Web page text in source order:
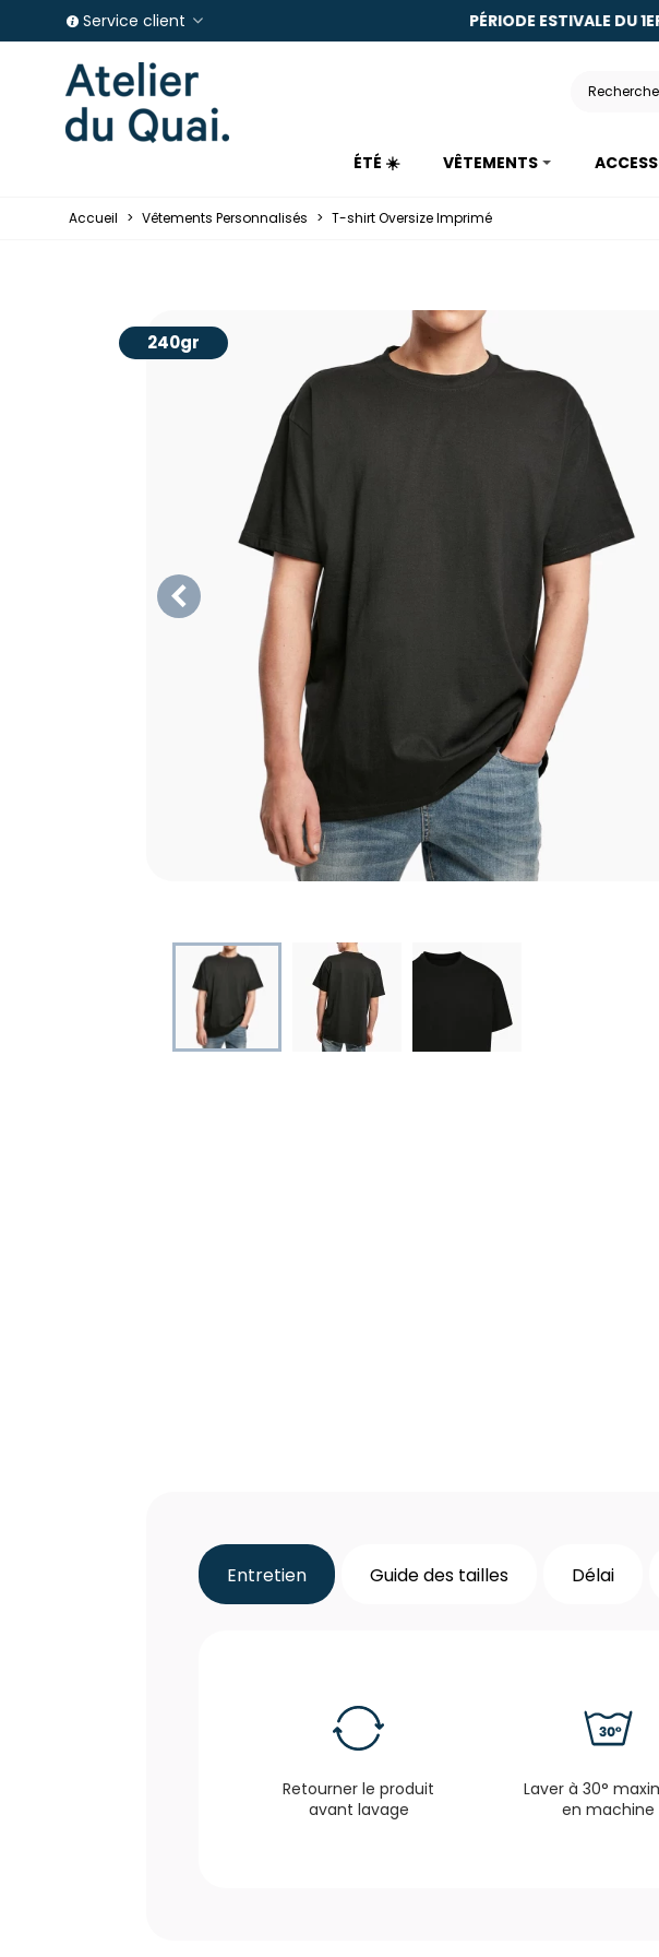
Service client
IN FRANCE PÉRIODE ESTIVALE DU 1ER
ÉTÉ ☀️ VÊTEMENTS
Accueil > Vêtements Personnalisés > T-shirt Oversize Imprimé
240gr
Entretien Guide des tailles Délai
Retourner le produit
avant lavage
Laver à 30°
en machine